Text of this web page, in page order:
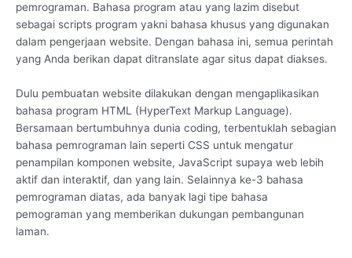
pemrograman. Bahasa program atau yang lazim disebut
sebagai scripts program yakni bahasa khusus yang digunakan
dalam pengerjaan website. Dengan bahasa ini, semua perintah
yang Anda berikan dapat ditranslate agar situs dapat diakses.
Dulu pembuatan website dilakukan dengan mengaplikasikan
bahasa program HTML (HyperText Markup Language).
Bersamaan bertumbuhnya dunia coding, terbentuklah sebagian
bahasa pemrograman lain seperti CSS untuk mengatur
penampilan komponen website, JavaScript supaya web lebih
aktif dan interaktif, dan yang lain. Selainnya ke-3 bahasa
pemrograman diatas, ada banyak lagi tipe bahasa
pemograman yang memberikan dukungan pembangunan
laman.